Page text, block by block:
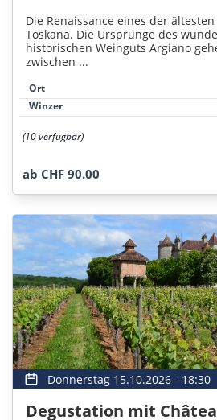
Die Renaissance eines der
Toskana. Die Ursprünge des
historischen Weinguts Argiano
zwischen ...
Ort
Winzer
(10 verfügbar)
ab CHF 90.00
Donnerstag 15.10.2026 - 18:30
Degustation mit